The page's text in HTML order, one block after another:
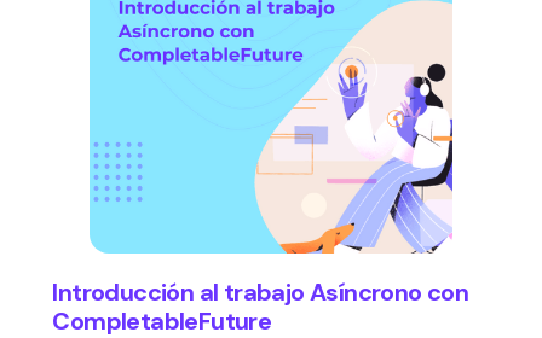
Introducción al trabajo Asíncrono con
CompletableFuture